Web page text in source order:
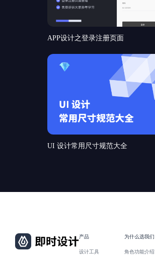
APP设计之登录注册页面
UI 设计常用尺寸规范大全
产品
设计工具
为什么选我们
角色功能介绍